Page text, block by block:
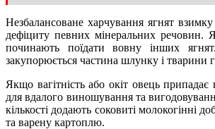
Незбалансоване харчування ягнят
дефіциту певних мінеральних речовин.
починають поїдати вовну інших
закупорюється частина шлунку і тварини
Якщо вагітність або окіт овець припадає
для вдалого виношування та
кількості додають соковиті молокогінні
та варену картоплю.